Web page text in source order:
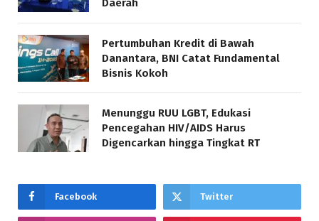
Daerah
Pertumbuhan Kredit di Bawah
Danantara, BNI Catat Fundamental
Bisnis Kokoh
Menunggu RUU LGBT, Edukasi
Pencegahan HIV/AIDS Harus
Digencarkan hingga Tingkat RT
Facebook Twitter